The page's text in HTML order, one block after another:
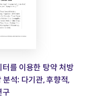
를 이용한 탕약 처방
석: 다기관, 후향적,
구